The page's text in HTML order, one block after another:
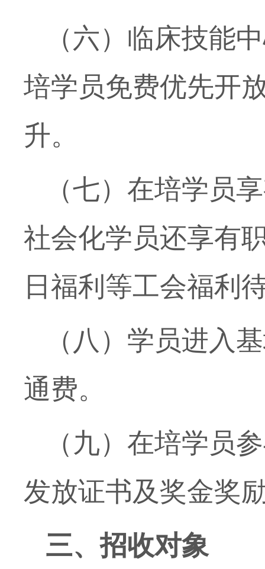
（六）临床技能
培学员免费优先开
升。
（七）在培学员
社会化学员还享有
日福利等工会福利
（八）学员进入
通费。
（九）在培学员
发放证书及奖金奖
三、招收对象